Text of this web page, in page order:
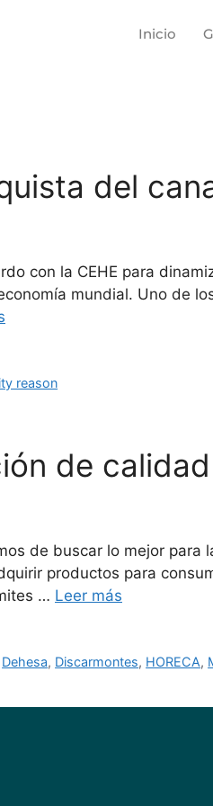
Inicio
del
con la CEHE para
mundial. Uno de
reason
de calidad
de buscar lo mejor para
productos para
… Leer más
Dehesa, Discarmontes, HORECA,